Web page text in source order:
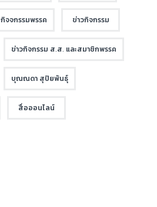
กิจจกรรมพรรค ข่าวกิจกรรม
ข่าวกิจกรรม ส.ส. และสมาชิกพรรค
บุณณดา สุปิยพันธุ์
สื่อออนไลน์